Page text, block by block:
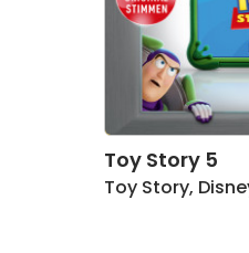
17
18
19 Hey
20
Toy Story 5
Toy Story,